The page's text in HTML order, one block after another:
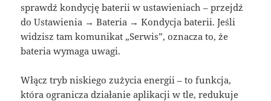
sprawdź kondycję baterii w ustawieniach – przejdź
do Ustawienia → Bateria → Kondycja baterii. Jeśli
widzisz tam komunikat „Serwis”, oznacza to, że
bateria wymaga uwagi.
Włącz tryb niskiego zużycia energii – to funkcja,
która ogranicza działanie aplikacji w tle, redukuje